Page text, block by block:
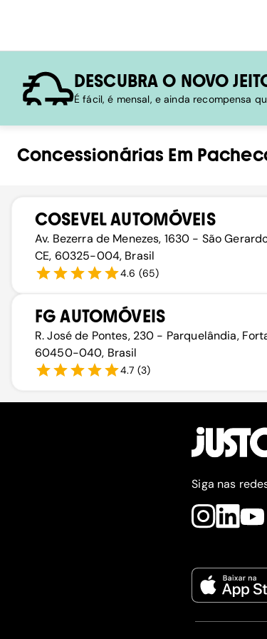
DESCUBRA O NOVO
É fácil, é mensal, e ainda recompensa
Concessionárias Em
COSEVEL AUTOMÓVEIS
Av. Bezerra de Menezes, 1630 - São
CE, 60325-004, Brasil
4.6 (65)
FG AUTOMÓVEIS
R. José de Pontes, 230 - Parquelândia,
60450-040, Brasil
4.7 (3)
Siga nas